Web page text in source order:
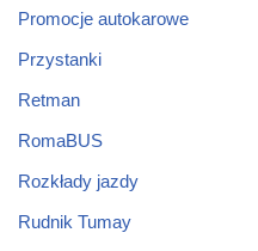
Promocje autokarowe
Przystanki
Retman
RomaBUS
Rozkłady jazdy
Rudnik Tumay